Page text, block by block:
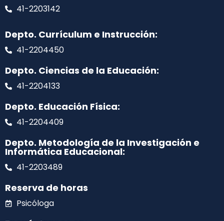
41-2203142
Depto. Currículum e Instrucción:
41-2204450
Depto. Ciencias de la Educación:
41-2204133
Depto. Educación Física:
41-2204409
Depto. Metodología de la Investigación e
Informática Educacional:
41-2203489
Reserva de horas
Psicóloga